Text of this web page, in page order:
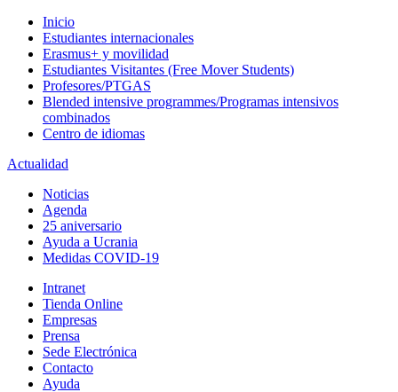
Inicio
Estudiantes internacionales
Erasmus+ y movilidad
Estudiantes Visitantes (Free Mover Students)
Profesores/PTGAS
Blended intensive programmes/Programas intensivos
combinados
Centro de idiomas
Actualidad
Noticias
Agenda
25 aniversario
Ayuda a Ucrania
Medidas COVID-19
Intranet
Tienda Online
Empresas
Prensa
Sede Electrónica
Contacto
Ayuda